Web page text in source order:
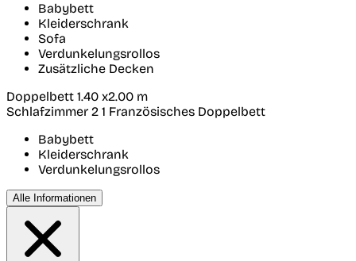
Babybett
Kleiderschrank
Sofa
Verdunkelungsrollos
Zusätzliche Decken
Doppelbett 1.40 x2.00 m
Schlafzimmer 2 1 Französisches Doppelbett
Babybett
Kleiderschrank
Verdunkelungsrollos
Alle Informationen